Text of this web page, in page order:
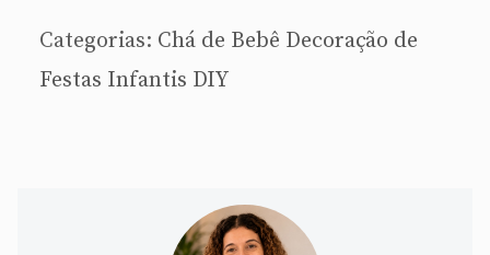
Categorias: Chá de Bebê Decoração de
Festas Infantis DIY